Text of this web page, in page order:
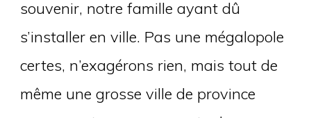
souvenir, notre famille ayant dû
s’installer en ville. Pas une mégalopole
certes, n’exagérons rien, mais tout de
même une grosse ville de province